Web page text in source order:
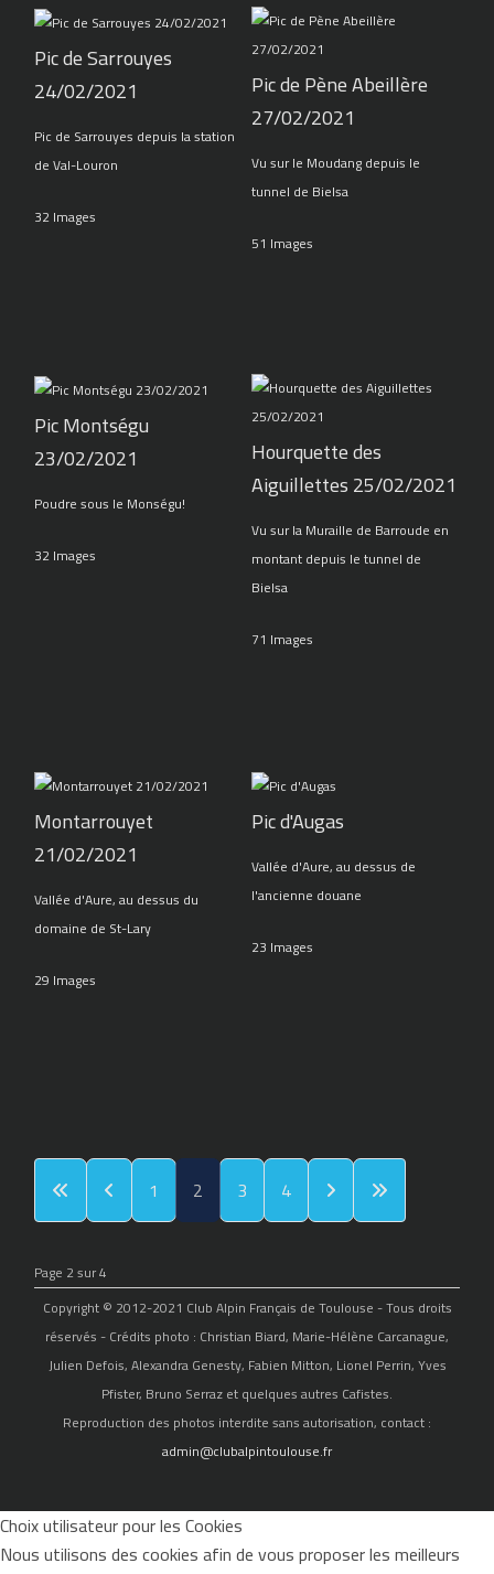
Pic de Sarrouyes
24/02/2021
Pic de Sarrouyes depuis la station
de Val-Louron
32 Images
Pic de Pène Abeillère
27/02/2021
Vu sur le Moudang depuis le
tunnel de Bielsa
51 Images
Pic Montségu
23/02/2021
Poudre sous le Monségu!
32 Images
Hourquette des
Aiguillettes 25/02/2021
Vu sur la Muraille de Barroude en
montant depuis le tunnel de
Bielsa
71 Images
Montarrouyet
21/02/2021
Vallée d'Aure, au dessus du
domaine de St-Lary
29 Images
Pic d'Augas
Vallée d'Aure, au dessus de
l'ancienne douane
23 Images
1 2 3 4
Page 2 sur 4
Copyright © 2012-2021 Club Alpin Français de Toulouse - Tous droits
réservés - Crédits photo : Christian Biard, Marie-Hélène Carcanague,
Julien Defois, Alexandra Genesty, Fabien Mitton, Lionel Perrin, Yves
Pfister, Bruno Serraz et quelques autres Cafistes.
Reproduction des photos interdite sans autorisation, contact :
admin@clubalpintoulouse.fr
Choix utilisateur pour les Cookies
Nous utilisons des cookies afin de vous proposer les meilleurs